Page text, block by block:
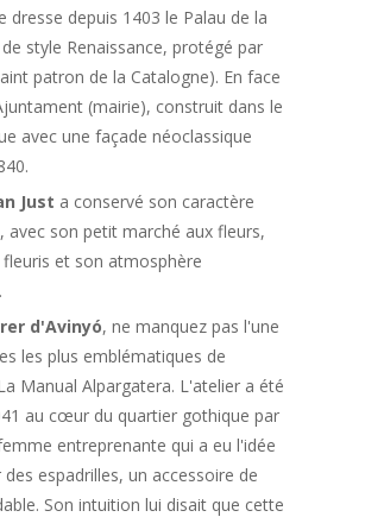
dresse depuis 1403 le Palau de la
style Renaissance, protégé par
patron de la Catalogne). En face
(mairie), construit dans le
avec une façade néoclassique
Just a conservé son caractère
avec son petit marché aux fleurs,
fleuris et son atmosphère
d'Avinyó, ne manquez pas l'une
les plus emblématiques de
Manual Alpargatera. L'atelier a été
au cœur du quartier gothique par
entreprenante qui a eu l'idée
espadrilles, un accessoire de
Son intuition lui disait que cette